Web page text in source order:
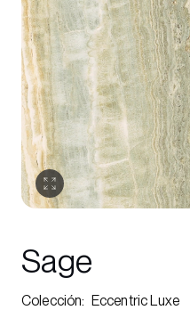
Sage
Colección: Eccentric Luxe